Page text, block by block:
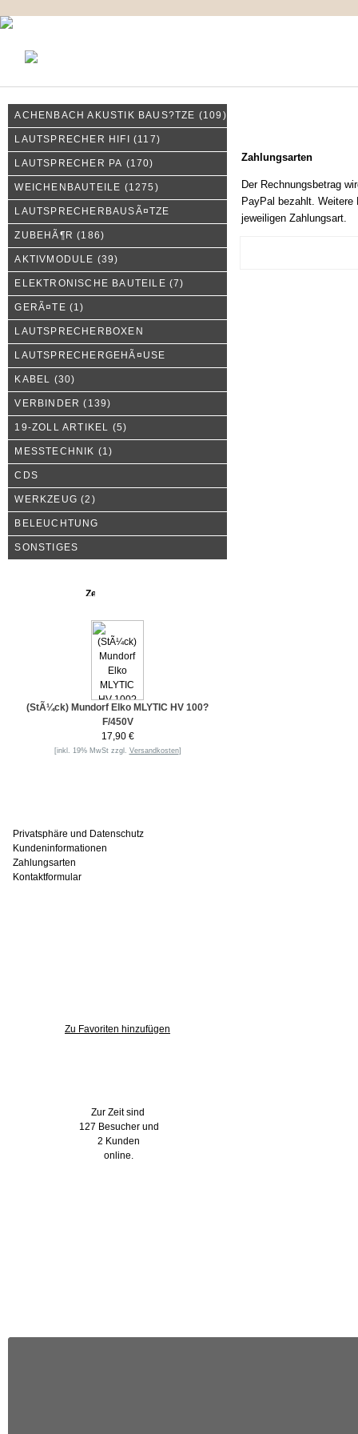
ACHENBACH AKUSTIK BAUS?TZE (109)
LAUTSPRECHER HIFI (117)
LAUTSPRECHER PA (170)
WEICHENBAUTEILE (1275)
LAUTSPRECHERBAUSÃ¤TZE
ZUBEHÃ¶R (186)
AKTIVMODULE (39)
ELEKTRONISCHE BAUTEILE (7)
GERÃ¤TE (1)
LAUTSPRECHERBOXEN
LAUTSPRECHERGEHÃ¤USE
KABEL (30)
VERBINDER (139)
19-ZOLL ARTIKEL (5)
MESSTECHNIK (1)
CDS
WERKZEUG (2)
BELEUCHTUNG
SONSTIGES
(StÃ¼ck) Mundorf Elko MLYTIC HV 100?
F/450V
17,90 €
[inkl. 19% MwSt zzgl. Versandkosten]
Privatsphäre und Datenschutz
Kundeninformationen
Zahlungsarten
Kontaktformular
Zu Favoriten hinzufügen
Zur Zeit sind
127 Besucher und
2 Kunden
online.
Zahlungsarten
Der Rechnungsbetrag
PayPal bezahlt.
jeweiligen Zahlungsart.